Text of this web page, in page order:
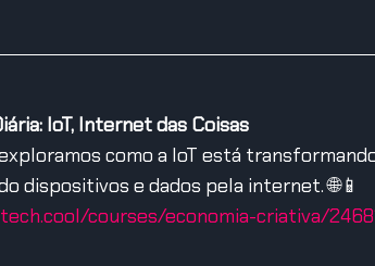
IoT, Internet das Coisas
como a IoT está
dispositivos e dados pela internet. 🌐📱
courses/economia-criativa/